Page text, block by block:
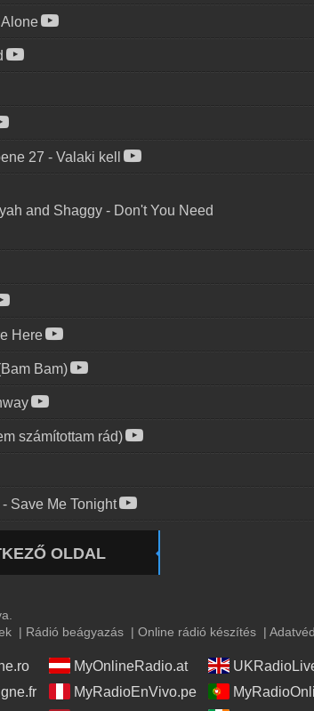
27 - Valaki kell
and Shaggy - Don't You Need
Here
Bam)
számítottam rád)
- Save Me Tonight
OLDAL
| Rádió beágyazás | Online rádió készítés |
MyOnlineRadio.at
MyRadioEnVivo.pe